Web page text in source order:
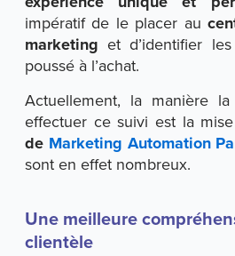
impératif de le placer au
marketing et d’identifier
poussé à l’achat.
Actuellement, la manière
effectuer ce suivi est la
de Marketing Automation
sont en effet nombreux.
Une meilleure
clientèle